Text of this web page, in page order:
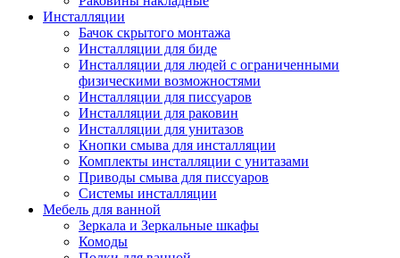
Инсталляции
Бачок скрытого монтажа
Инсталляции для биде
Инсталляции для людей с ограниченными
физическими возможностями
Инсталляции для писсуаров
Инсталляции для раковин
Инсталляции для унитазов
Кнопки смыва для инсталляции
Комплекты инсталляции с унитазами
Приводы смыва для писсуаров
Системы инсталляции
Мебель для ванной
Зеркала и Зеркальные шкафы
Комоды